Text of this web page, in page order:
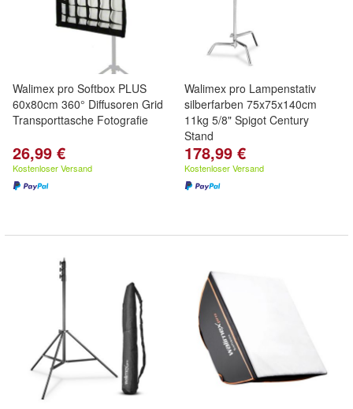
Walimex pro Softbox PLUS
60x80cm 360° Diffusoren Grid
Transporttasche Fotografie
26,99 €
Kostenloser Versand
Walimex pro Lampenstativ
silberfarben 75x75x140cm
11kg 5/8" Spigot Century
Stand
178,99 €
Kostenloser Versand